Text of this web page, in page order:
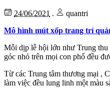
24/06/2021 .
quantri
Mô hình mút xốp trang trí
Mỗi dịp lễ hội lớn như Trung
góc nhỏ trên mọi con phố đều
Từ các Trung tâm thương mại ,
làm việc đều lung linh một màu